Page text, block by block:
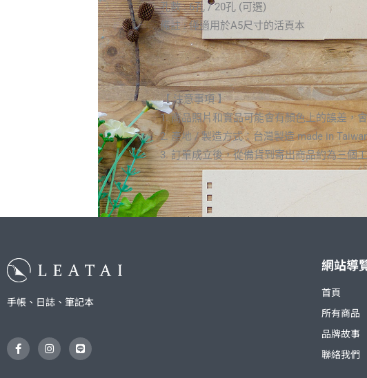
孔數 : 6孔 / 20孔 (可選)
備註 : 僅適用於A5尺寸的活頁本
【 注意事項 】
1. 商品照片和實品可能會有顏色上的誤差，
2. 產地 / 製造方式：台灣製造 made in
3. 訂單成立後，從備貨到寄出商品約為三個
手帳、日誌、筆記本
F
a
c
I
n
s
L
i
n
網站導
首頁
所有商品
品牌故事
聯絡我們